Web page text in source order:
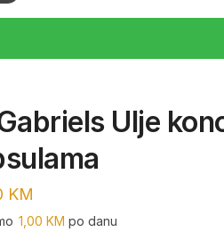
Ulje
KM
1,00KM po danu